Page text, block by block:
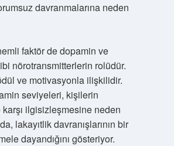
davranmalarına neden
faktör de dopamin ve
nörotransmitterlerin rolüdür.
ve motivasyonla ilişkilidir.
seviyeleri, kişilerin
ilgisizleşmesine neden
lakayıtlik davranışlarının bir
dayandığını gösteriyor.